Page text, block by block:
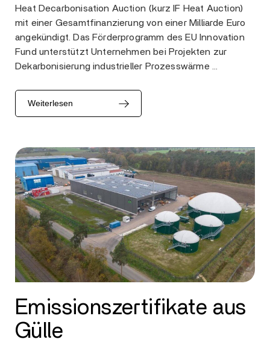
Heat Decarbonisation Auction (kurz IF Heat Auction)
mit einer Gesamtfinanzierung von einer Milliarde Euro
angekündigt. Das Förderprogramm des EU Innovation
Fund unterstützt Unternehmen bei Projekten zur
Dekarbonisierung industrieller Prozesswärme …
Weiterlesen
Emissionszertifikate aus
Gülle